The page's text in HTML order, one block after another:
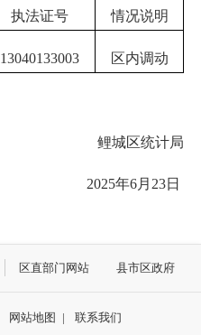
执法证号 情况说明
13040133003 区内调动
鲤城区统计局
2025年6月23日
区直部门网站 县市区政府
网站地图 |
联系我们